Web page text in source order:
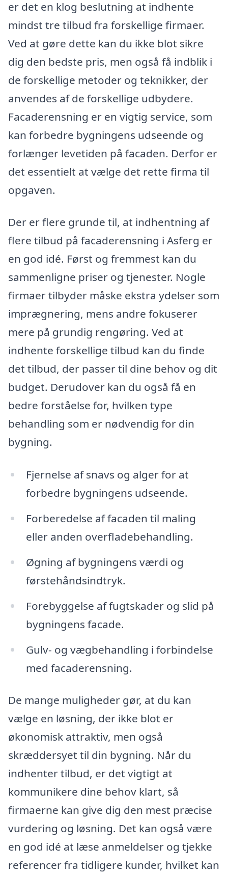
er det en klog beslutning at indhente
mindst tre tilbud fra forskellige firmaer.
Ved at gøre dette kan du ikke blot sikre
dig den bedste pris, men også få indblik i
de forskellige metoder og teknikker, der
anvendes af de forskellige udbydere.
Facaderensning er en vigtig service, som
kan forbedre bygningens udseende og
forlænger levetiden på facaden. Derfor er
det essentielt at vælge det rette firma til
opgaven.
Der er flere grunde til, at indhentning af
flere tilbud på facaderensning i Asferg er
en god idé. Først og fremmest kan du
sammenligne priser og tjenester. Nogle
firmaer tilbyder måske ekstra ydelser som
imprægnering, mens andre fokuserer
mere på grundig rengøring. Ved at
indhente forskellige tilbud kan du finde
det tilbud, der passer til dine behov og dit
budget. Derudover kan du også få en
bedre forståelse for, hvilken type
behandling som er nødvendig for din
bygning.
Fjernelse af snavs og alger for at
forbedre bygningens udseende.
Forberedelse af facaden til maling
eller anden overfladebehandling.
Øgning af bygningens værdi og
førstehåndsindtryk.
Forebyggelse af fugtskader og slid på
bygningens facade.
Gulv- og vægbehandling i forbindelse
med facaderensning.
De mange muligheder gør, at du kan
vælge en løsning, der ikke blot er
økonomisk attraktiv, men også
skræddersyet til din bygning. Når du
indhenter tilbud, er det vigtigt at
kommunikere dine behov klart, så
firmaerne kan give dig den mest præcise
vurdering og løsning. Det kan også være
en god idé at læse anmeldelser og tjekke
referencer fra tidligere kunder, hvilket kan